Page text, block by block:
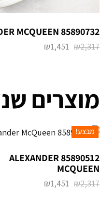
MCQUEEN 85890732
₪2,317
₪1,451
מוצרים
מבצע!
85890512 ALEXANDER
MCQUEEN
₪2,317
₪1,451